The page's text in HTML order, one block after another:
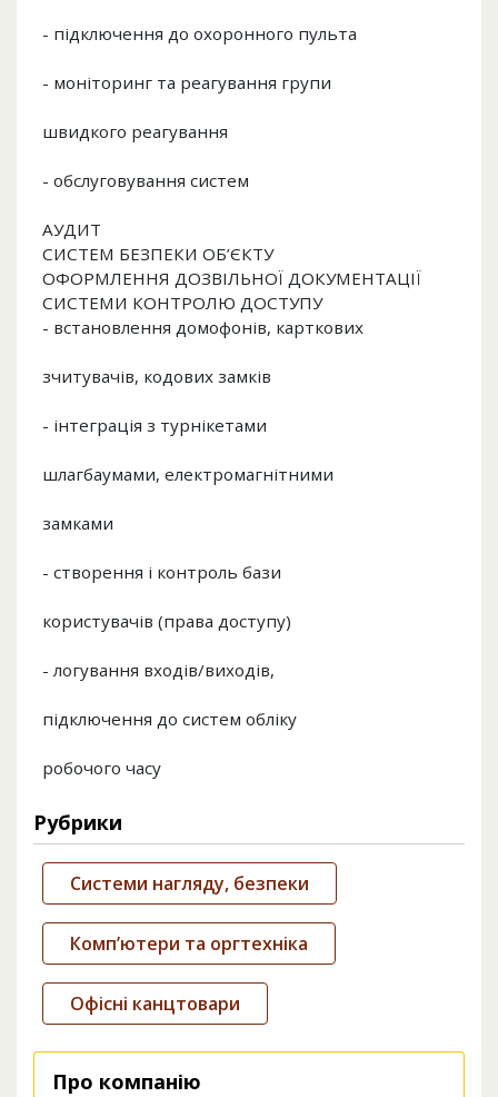
- підключення до охоронного пульта
- моніторинг та реагування групи
швидкого реагування
- обслуговування систем
АУДИТ
СИСТЕМ БЕЗПЕКИ ОБ’ЄКТУ
ОФОРМЛЕННЯ ДОЗВІЛЬНОЇ ДОКУМЕНТАЦІЇ
СИСТЕМИ КОНТРОЛЮ ДОСТУПУ
- встановлення домофонів, карткових
зчитувачів, кодових замків
- інтеграція з турнікетами
шлагбаумами, електромагнітними
замками
- створення і контроль бази
користувачів (права доступу)
- логування входів/виходів,
підключення до систем обліку
робочого часу
Рубрики
Системи нагляду, безпеки
Комп’ютери та оргтехніка
Офісні канцтовари
Про компанію